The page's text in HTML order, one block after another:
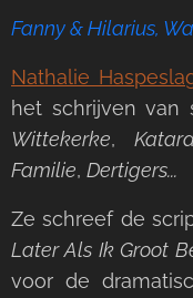
Fanny & Hilarius,
Nathalie
het schrijven van
Wittekerke,
Familie, Dertigers...
Ze schreef de
Later Als Ik Groot
voor de